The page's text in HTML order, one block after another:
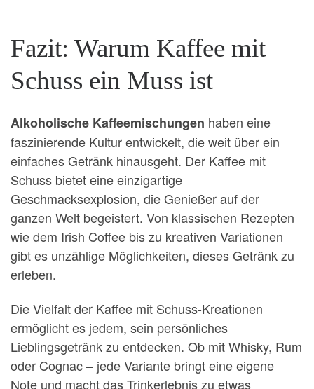
Fazit: Warum Kaffee mit
Schuss ein Muss ist
Alkoholische Kaffeemischungen haben eine
faszinierende Kultur entwickelt, die weit über ein
einfaches Getränk hinausgeht. Der Kaffee mit
Schuss bietet eine einzigartige
Geschmacksexplosion, die Genießer auf der
ganzen Welt begeistert. Von klassischen Rezepten
wie dem Irish Coffee bis zu kreativen Variationen
gibt es unzählige Möglichkeiten, dieses Getränk zu
erleben.
Die Vielfalt der Kaffee mit Schuss-Kreationen
ermöglicht es jedem, sein persönliches
Lieblingsgetränk zu entdecken. Ob mit Whisky, Rum
oder Cognac – jede Variante bringt eine eigene
Note und macht das Trinkerlebnis zu etwas